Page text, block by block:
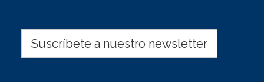
Suscríbete a nuestro newsletter